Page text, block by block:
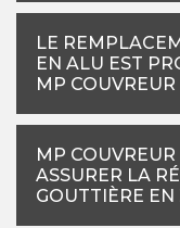
LE
EN ALU EST
MP COUVREUR
MP
ASSURER LA
GOUTTIÈRE EN